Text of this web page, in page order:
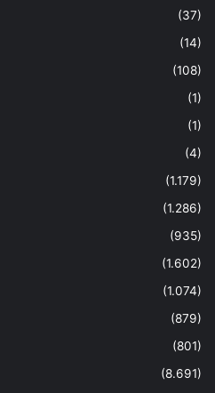
(37)
(14)
(108)
(1)
(1)
(4)
(1.179)
(1.286)
(935)
(1.602)
(1.074)
(879)
(801)
(8.691)